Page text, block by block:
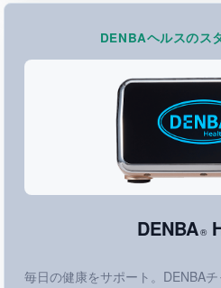
DENBAヘルスのス
DENBA®
毎日の健康をサポート。DENBA